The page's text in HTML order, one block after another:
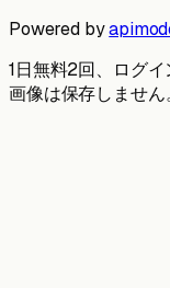
Powered by
1日無料2回、ログイ
画像は保存しません。